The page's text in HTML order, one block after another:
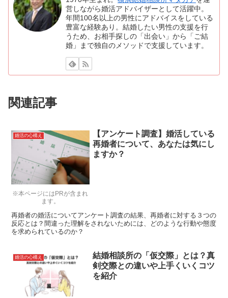
営しながら婚活アドバイザーとして活躍中。
年間100名以上の男性にアドバイスをしている
豊富な経験あり。結婚したい男性の支援を行
うため、お相手探しの「出会い」から「ご結
婚」まで独自のメソッドで支援しています。
関連記事
※本ページにはPRが含まれ
ます。
婚活の心構え
【アンケート調査】婚活している
再婚者について、あなたは気にし
ますか？
再婚者の婚活についてアンケート調査の結果、再婚者に対する３つの
反応とは？間違った理解をされないためには、どのような行動や態度
を求められているのか？
婚活の心構え
結婚相談所の「仮交際」とは？真
剣交際との違いや上手くいくコツ
を紹介